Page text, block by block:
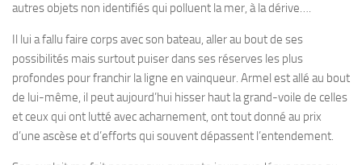
autres objets non identifiés qui polluent la mer, à la dérive….
Il lui a fallu faire corps avec son bateau, aller au bout de ses
possibilités mais surtout puiser dans ses réserves les plus
profondes pour franchir la ligne en vainqueur. Armel est allé au bout
de lui-même, il peut aujourd’hui hisser haut la grand-voile de celles
et ceux qui ont lutté avec acharnement, ont tout donné au prix
d’une ascèse et d’efforts qui souvent dépassent l’entendement.